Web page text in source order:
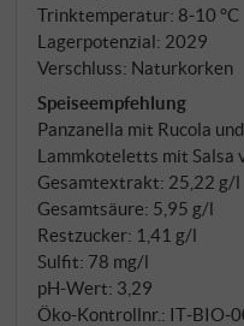
Trinktemperatur: 8‑10 °C
Lagerpotenzial: 2029
Verschluss: Naturkorken
Speiseempfehlung
Panzanella mit Rucola
Lammkoteletts mit Salsa
Gesamtextrakt: 25,22 g/l
Gesamtsäure: 5,95 g/l
Restzucker: 1,41 g/l
Sulfit: 78 mg/l
pH-Wert: 3,29
Öko-Kontrollnr.: